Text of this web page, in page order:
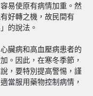
易使原有病情加重。然
好轉之機，故民間有
的說法。
臟病和高血壓病患者的
。因此，在寒冬季節，
，要特別提高警惕，謹
當服用藥物控制病情，